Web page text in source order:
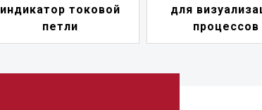
индикатор токовой
петли
для
процессов